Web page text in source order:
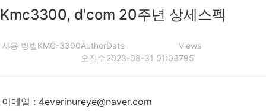
Kmc3300, d'com 20주년 상세스펙
사용 방법KMC-3300Author
오진수
Date
2023-08-31 01:03
Views
795
이메일 : 4everinureye@naver.com